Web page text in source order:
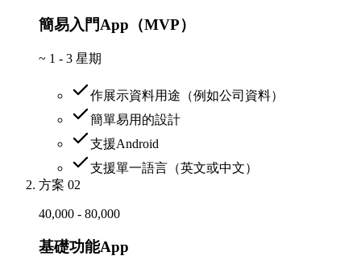
簡易入門App（MVP）
~ 1 - 3 星期
作展示資料用途（例如公司資料）
簡單易用的設計
支援Android
支援單一語言（英文或中文）
方案 02
40,000 - 80,000
基礎功能App